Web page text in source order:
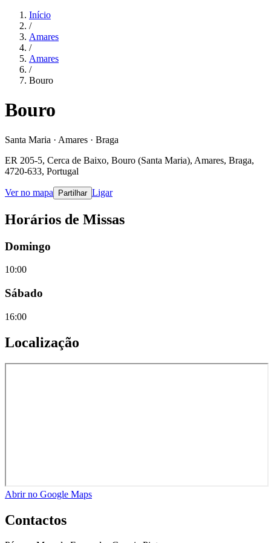
Início
/
Amares
/
Amares
/
Bouro
Bouro
Santa Maria · Amares · Braga
ER 205-5, Cerca de Baixo, Bouro (Santa Maria), Amares, Braga,
4720-633, Portugal
Ver no mapa Partilhar Ligar
Horários de Missas
Domingo
10:00
Sábado
16:00
Localização
Abrir no Google Maps
Contactos